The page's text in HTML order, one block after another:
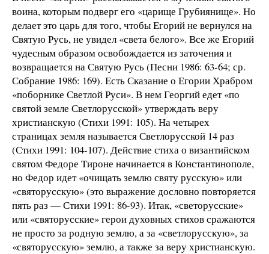
воина, которым подверг его «царище Грубиянище». Но
делает это царь для того, чтобы Егорий не вернулся на
Святую Русь, не увидел «света белого». Все же Егорий
чудесным образом освобождается из заточения и
возвращается на Святую Русь (Песни 1986: 63-64; ср.
Собрание 1986: 169). Есть Сказание о Егории Храбром
«поборнике Светлой Руси». В нем Георгий едет «по
святой земле Светлорусской» утверждать веру
христианскую (Стихи 1991: 105). На четырех
страницах земля называется Светлорусской 14 раз
(Стихи 1991: 104-107). Действие стиха о византийском
святом Федоре Тироне начинается в Константинополе,
но Федор идет «очищать землю святу русскую» или
«святорусскую» (это выражение дословно повторяется
пять раз — Стихи 1991: 86-93). Итак, «светорусские»
или «святорусские» герои духовных стихов сражаются
не просто за родную землю, а за «светлорусскую», за
«святорусскую» землю, а также за веру христианскую.